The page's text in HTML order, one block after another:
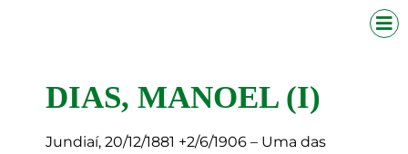
DIAS, MANOEL (I)
Jundiaí, 20/12/1881 +2/6/1906 – Uma das